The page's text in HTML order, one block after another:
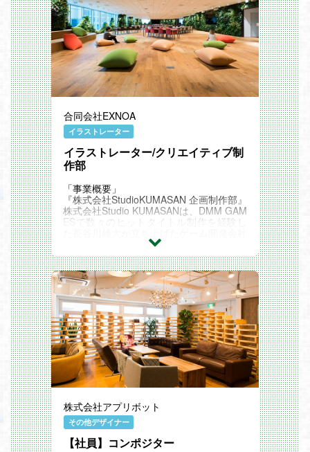
「イラストチーム強化講座」 社内勉強会
でスタッフの成長を促す
【マネージャーの思考】イラストチームの
組織づくり 採用・育成・プロジェクトフ
ォロー部門で約300名をフォローアップ
Cygamesイラストチームの歩み 歴代マネ
ージャーインタビュー
サイマガTV：
「10 Questions」イラストレーター編
「スイちゃんのデザイナー部おしごとリポ
ート！」イラストレーター編
合同会社EXNOA
イラストレーター
イラストレーター/クリエイティブ制
作部
「事業概要」
『株式会社StudioKUMASAN 企画制作部』
株式会社Studio KUMASANは、DMM GAM
ESで数々のヒットタイトル制作を経験し
です。「より多くのユーザーさんと向き合
い、楽しませる」ことをミッションに掲
げ、有名クリエイターと共にユーザー中心
のクリエイティブな作品を創出していま
す。
■主な運用タイトル
『ミストトレインガールズ～霧の世界の車
窓から～』
『FLOWER KNIGHT GIRL』
『モンスター娘TD～ボクは絶海の孤島で
モン娘たちに溺愛されて困っています～』
■参考
https://studio-kumasan.com/
https://creatorzine.jp/article/detail/3963
https://www.famitsu.com/news/202302/08
289591.html
https://www.4gamer.net/games/477/G047
793/20221222169/
#株式会社Studio KUMASANの魅力
株式会社アプリボット
その他デザイナー
【社員】コンポジター